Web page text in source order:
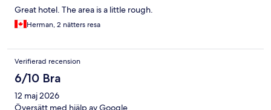
Great hotel. The area is a little rough.
Herman, 2 nätters resa
Verifierad recension
6/10 Bra
12 maj 2026
Översätt med hjälp av Google